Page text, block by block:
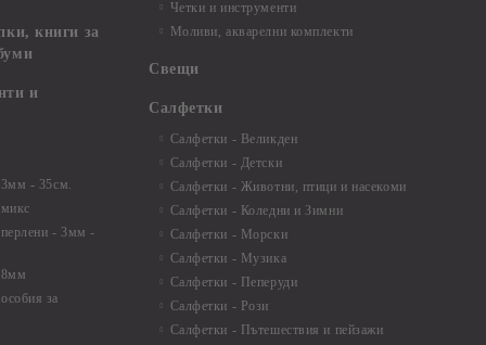
книги за
и
- 35см.
- 3мм -
8мм
за
Четки и инструменти
Моливи, акварелни комплекти
Свещи
Салфетки
Салфетки - Великден
Салфетки - Детски
Салфетки - Животни, птици и насекоми
Салфетки - Коледни и Зимни
Салфетки - Морски
Салфетки - Музика
Салфетки - Пеперуди
Салфетки - Рози
Салфетки - Пътешествия и пейзажи